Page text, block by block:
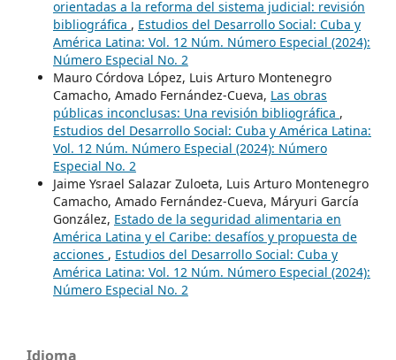
orientadas a la reforma del sistema judicial: revisión
bibliográfica , Estudios del Desarrollo Social: Cuba y
América Latina: Vol. 12 Núm. Número Especial (2024):
Número Especial No. 2
Mauro Córdova López, Luis Arturo Montenegro
Camacho, Amado Fernández-Cueva, Las obras
públicas inconclusas: Una revisión bibliográfica ,
Estudios del Desarrollo Social: Cuba y América Latina:
Vol. 12 Núm. Número Especial (2024): Número
Especial No. 2
Jaime Ysrael Salazar Zuloeta, Luis Arturo Montenegro
Camacho, Amado Fernández-Cueva, Máryuri García
González, Estado de la seguridad alimentaria en
América Latina y el Caribe: desafíos y propuesta de
acciones , Estudios del Desarrollo Social: Cuba y
América Latina: Vol. 12 Núm. Número Especial (2024):
Número Especial No. 2
Idioma